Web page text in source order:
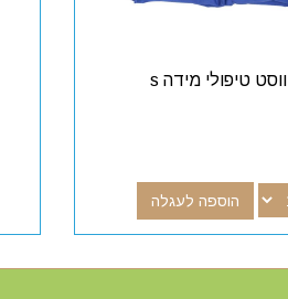
ווסט טיפולי מידה s
הוספה לעגלה